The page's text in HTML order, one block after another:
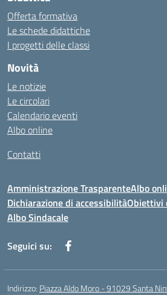
Offerta formativa
Le schede didattiche
I progetti delle classi
Novità
Le notizie
Le circolari
Calendario eventi
Albo online
Contatti
Amministrazione TrasparenteAlbo
Dichiarazione di accessibilitàObiettivi
Albo Sindacale
Seguici su:
Indirizzo: Piazza Aldo Moro - 91029 Santa